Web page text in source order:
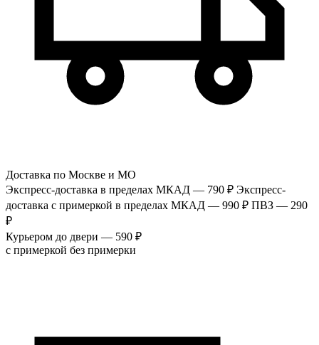
Доставка по Москве и МО
Экспресс-доставка в пределах МКАД — 790 ₽ Экспресс-
доставка с примеркой в пределах МКАД — 990 ₽ ПВЗ — 290
₽
Курьером до двери — 590 ₽
с примеркой без примерки